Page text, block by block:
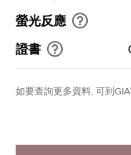
螢光反應
證書
如要查詢更多資料, 可到